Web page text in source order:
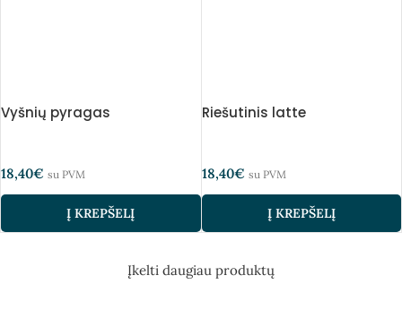
Vyšnių pyragas
18,40€ su PVM
Į KREPŠELĮ
Riešutinis latte
18,40€ su PVM
Į KREPŠELĮ
Įkelti daugiau produktų